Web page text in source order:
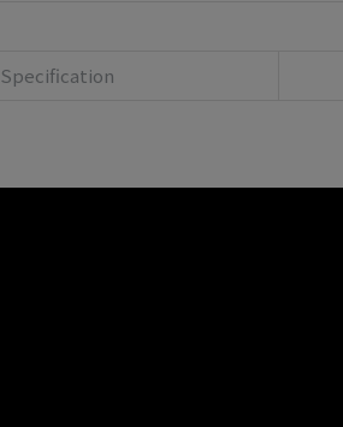
Specification